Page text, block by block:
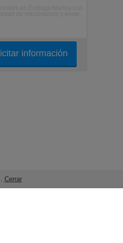
Cerrar
información